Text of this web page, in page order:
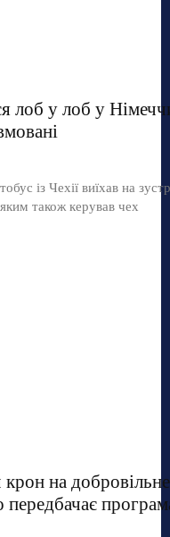
лоб у лоб у
із Чехії виїхав на
також керував чех
на добровільне
передбачає